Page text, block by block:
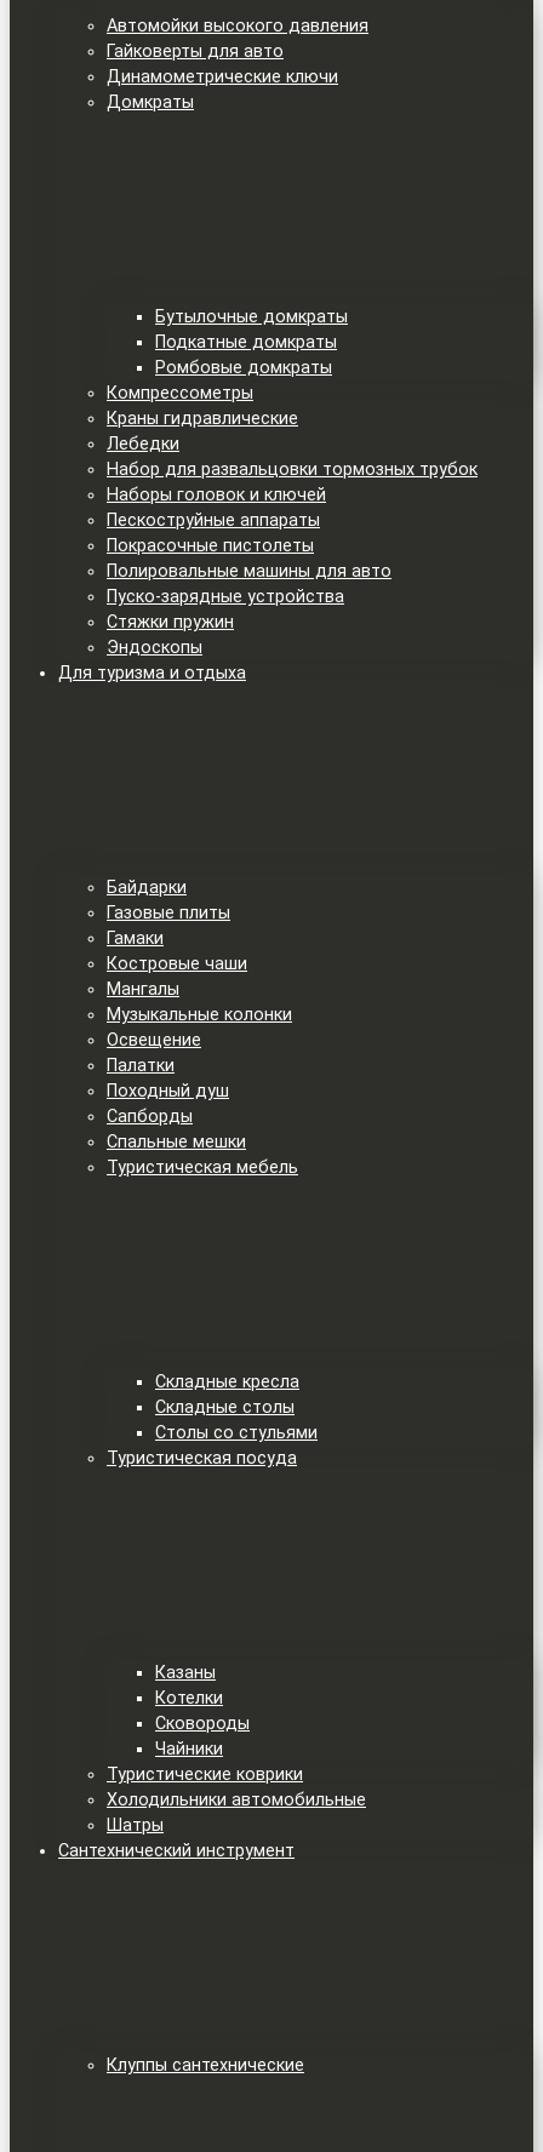
Автомойки высокого давления
Гайковерты для авто
Динамометрические ключи
Домкраты
Бутылочные домкраты
Подкатные домкраты
Ромбовые домкраты
Компрессометры
Краны гидравлические
Лебедки
Набор для развальцовки тормозных трубок
Наборы головок и ключей
Пескоструйные аппараты
Покрасочные пистолеты
Полировальные машины для авто
Пуско-зарядные устройства
Стяжки пружин
Эндоскопы
Для туризма и отдыха
Байдарки
Газовые плиты
Гамаки
Костровые чаши
Мангалы
Музыкальные колонки
Освещение
Палатки
Походный душ
Сапборды
Спальные мешки
Туристическая мебель
Складные кресла
Складные столы
Столы со стульями
Туристическая посуда
Казаны
Котелки
Сковороды
Чайники
Туристические коврики
Холодильники автомобильные
Шатры
Сантехнический инструмент
Клуппы сантехнические